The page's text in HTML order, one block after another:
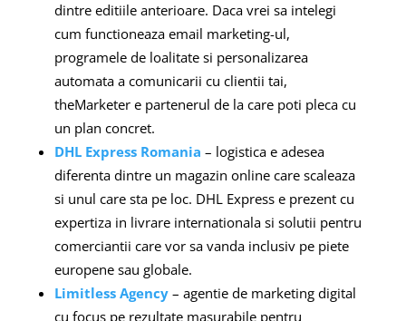
dintre editiile anterioare. Daca vrei sa intelegi
cum functioneaza email marketing-ul,
programele de loalitate si personalizarea
automata a comunicarii cu clientii tai,
theMarketer e partenerul de la care poti pleca cu
un plan concret.
DHL Express Romania – logistica e adesea
diferenta dintre un magazin online care scaleaza
si unul care sta pe loc. DHL Express e prezent cu
expertiza in livrare internationala si solutii pentru
comerciantii care vor sa vanda inclusiv pe piete
europene sau globale.
Limitless Agency– agentie de marketing digital
cu focus pe rezultate masurabile pentru